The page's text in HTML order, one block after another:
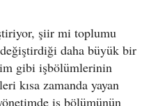
şiir mi toplumu
daha büyük bir
gibi işbölümlerinin
kısa zamanda yayan
iş bölümünün